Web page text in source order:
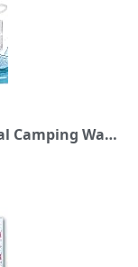
Wasserfilter Outdoor, 5000L Survival Camping Wasserfilter für Trinkwasser, Tragbarer Wasseraufbereiter für Prepper Notfall Ausrüstung (Armeegrün)